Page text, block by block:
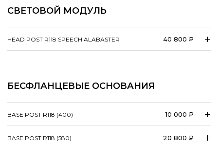
СВЕТОВОЙ МОДУЛЬ
HEAD POST R118 SPEECH ALABASTER 40 800 ₽
БЕСФЛАНЦЕВЫЕ ОСНОВАНИЯ
BASE POST R118 (400) 10 000 ₽
BASE POST R118 (580) 20 800 ₽